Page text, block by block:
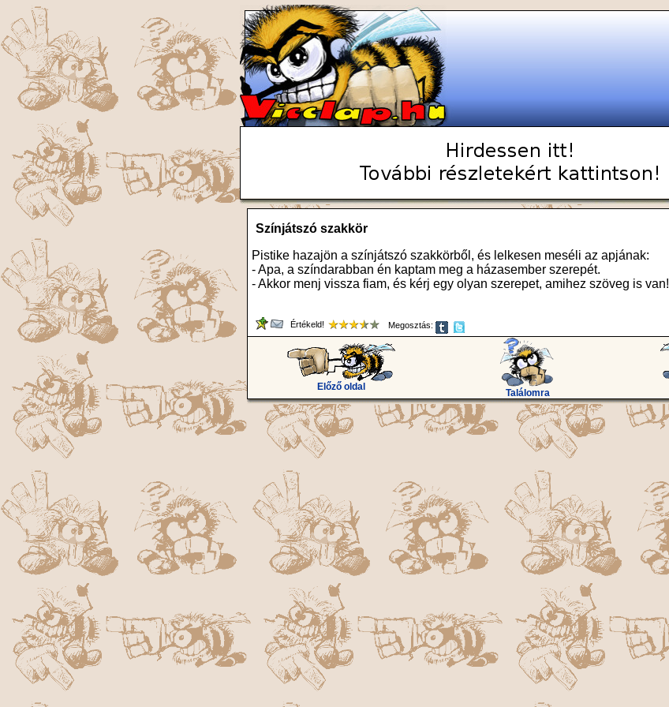
Színjátszó szakkör
Pistike hazajön a színjátszó szakkörből, és lelkesen meséli az apjának:
- Apa, a színdarabban én kaptam meg a házasember szerepét.
- Akkor menj vissza fiam, és kérj egy olyan szerepet, amihez szöveg is van!
Értékeld! Megosztás:
Előző oldal
Találomra